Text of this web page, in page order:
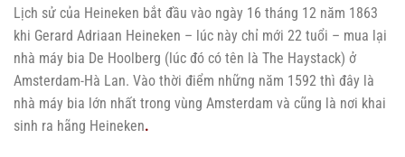
Lịch sử của Heineken bắt đầu vào ngày 16 tháng 12 năm 1863
khi Gerard Adriaan Heineken – lúc này chỉ mới 22 tuổi – mua lại
nhà máy bia De Hoolberg (lúc đó có tên là The Haystack) ở
Amsterdam-Hà Lan. Vào thời điểm những năm 1592 thì đây là
nhà máy bia lớn nhất trong vùng Amsterdam và cũng là nơi khai
sinh ra hãng Heineken.